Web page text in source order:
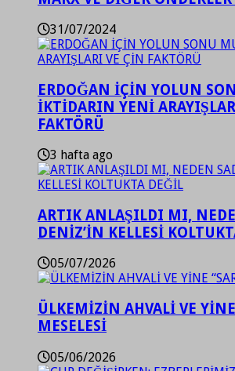
31/07/2024
ERDOĞAN İÇİN YOLUN
İKTİDARIN YENİ
FAKTÖRÜ
3 hafta ago
ARTIK ANLAŞILDI MI,
DENİZ’İN KELLESİ
05/07/2026
ÜLKEMİZİN AHVALİ VE
MESELESİ
05/06/2026